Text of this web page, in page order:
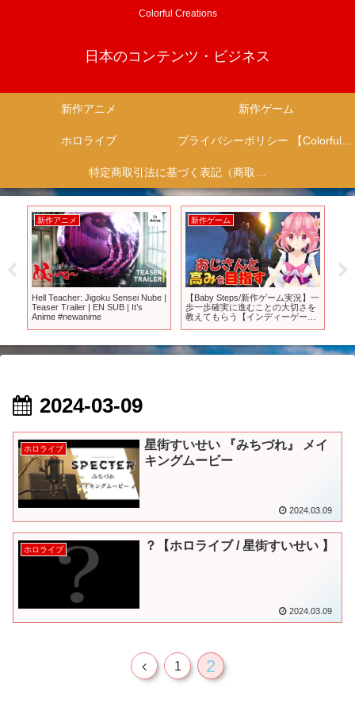
Colorful Creations
日本のコンテンツ・ビジネス
新作アニメ 新作ゲーム
ホロライブ プライバシーポリシー 【Colorful Creation】
特定商取引法に基づく表記（商取引に関する開示）
新作アニメ
Hell Teacher: Jigoku Sensei Nube |
Teaser Trailer | EN SUB | It’s
Anime #newanime
新作ゲーム
【Baby Steps/新作ゲーム実況】一
歩一歩確実に進むことの大切さを
教えてもらう【インディーゲー
2024-03-09
ホロライブ
星街すいせい 『みちづれ』 メイ
キングムービー
2024.03.09
ホロライブ ？【ホロライブ / 星街すいせい 】
2024.03.09
前
1 2